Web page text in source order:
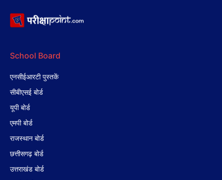
School Board
एनसीईआरटी पुस्तकें
सीबीएसई बोर्ड
यूपी बोर्ड
एमपी बोर्ड
राजस्थान बोर्ड
छत्तीसगढ़ बोर्ड
उत्तराखंड बोर्ड